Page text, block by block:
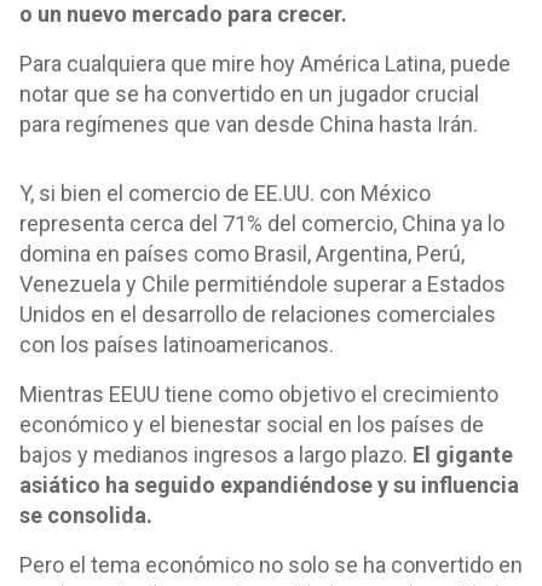
o un nuevo mercado para crecer.
Para cualquiera que mire hoy América Latina, puede
notar que se ha convertido en un jugador crucial
para regímenes que van desde China hasta Irán.
Y, si bien el comercio de EE.UU. con México
representa cerca del 71% del comercio, China ya lo
domina en países como Brasil, Argentina, Perú,
Venezuela y Chile permitiéndole superar a Estados
Unidos en el desarrollo de relaciones comerciales
con los países latinoamericanos.
Mientras EEUU tiene como objetivo el crecimiento
económico y el bienestar social en los países de
bajos y medianos ingresos a largo plazo. El gigante
asiático ha seguido expandiéndose y su influencia
se consolida.
Pero el tema económico no solo se ha convertido en